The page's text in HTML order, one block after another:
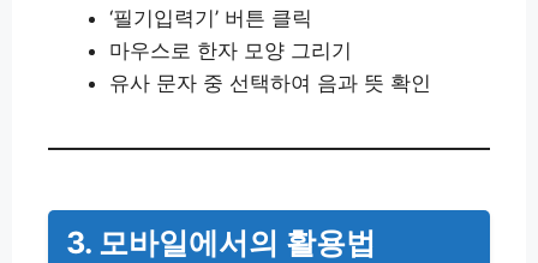
‘필기입력기’ 버튼 클릭
마우스로 한자 모양 그리기
유사 문자 중 선택하여 음과 뜻 확인
3. 모바일에서의 활용법